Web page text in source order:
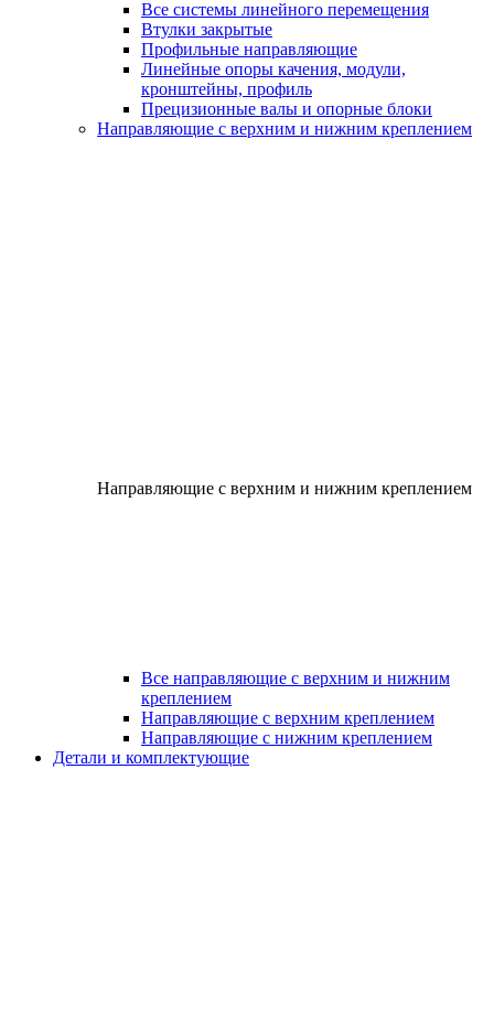
Все системы линейного перемещения
Втулки закрытые
Профильные направляющие
Линейные опоры качения, модули,
кронштейны, профиль
Прецизионные валы и опорные блоки
Направляющие с верхним и нижним креплением
Направляющие с верхним и нижним креплением
Все направляющие с верхним и нижним
креплением
Направляющие с верхним креплением
Направляющие с нижним креплением
Детали и комплектующие